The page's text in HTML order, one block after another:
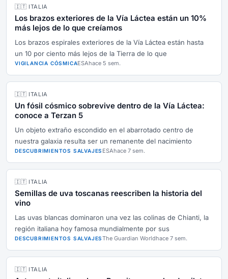
🇮🇹 ITALIA
Los brazos exteriores de la Vía Láctea están un 10%
más lejos de lo que creíamos
Los brazos espirales exteriores de la Vía Láctea están hasta
un 10 por ciento más lejos de la Tierra de lo que
VIGILANCIA CÓSMICAESAhace 5 sem.
🇮🇹 ITALIA
Un fósil cósmico sobrevive dentro de la Vía Láctea:
conoce a Terzan 5
Un objeto extraño escondido en el abarrotado centro de
nuestra galaxia resulta ser un remanente del nacimiento
DESCUBRIMIENTOS SALVAJES ESAhace 7 sem.
🇮🇹 ITALIA
Semillas de uva toscanas reescriben la historia del
vino
Las uvas blancas dominaron una vez las colinas de Chianti, la
región italiana hoy famosa mundialmente por sus
DESCUBRIMIENTOS SALVAJESThe Guardian Worldhace 7 sem.
🇮🇹 ITALIA